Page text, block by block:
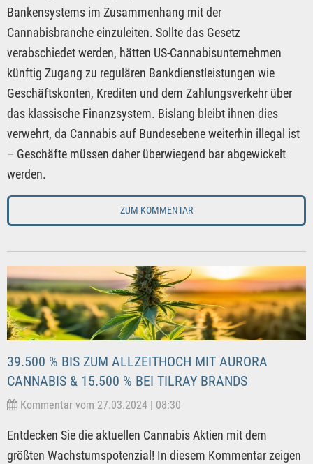
Bankensystems im Zusammenhang mit der
Cannabisbranche einzuleiten. Sollte das Gesetz
verabschiedet werden, hätten US-Cannabisunternehmen
künftig Zugang zu regulären Bankdienstleistungen wie
Geschäftskonten, Krediten und dem Zahlungsverkehr über
das klassische Finanzsystem. Bislang bleibt ihnen dies
verwehrt, da Cannabis auf Bundesebene weiterhin illegal ist
– Geschäfte müssen daher überwiegend bar abgewickelt
werden.
ZUM KOMMENTAR
39.500 % BIS ZUM ALLZEITHOCH MIT AURORA
CANNABIS & 15.500 % BEI TILRAY BRANDS
Kommentar vom 27.03.2024 | 08:30
Entdecken Sie die aktuellen Cannabis Aktien mit dem
größten Wachstumspotenzial! In diesem Kommentar zeigen